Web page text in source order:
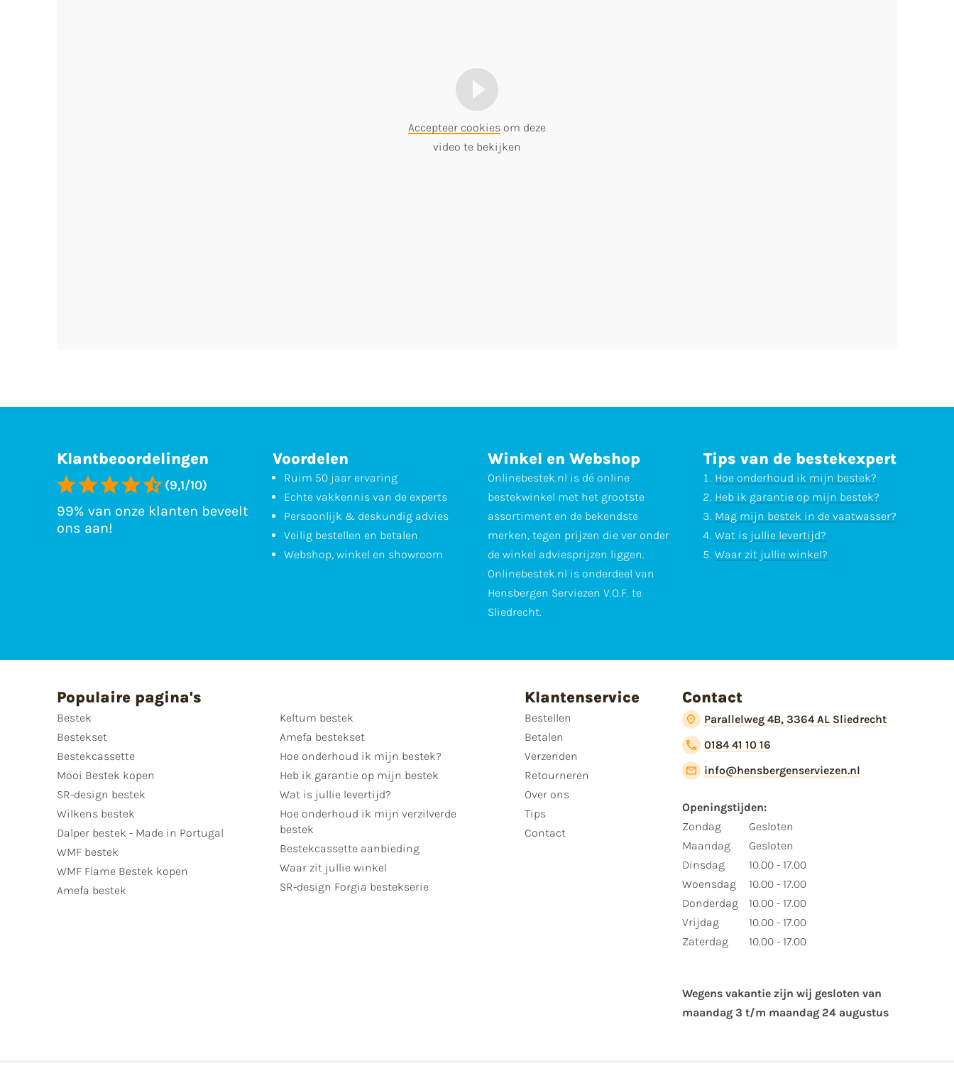
Accepteer cookies om deze
video te bekijken
Klantbeoordelingen
(9,1/10)
99% van onze klanten beveelt
ons aan!
Voordelen
Ruim 50 jaar ervaring
Echte vakkennis van de experts
Persoonlijk & deskundig advies
Veilig bestellen en betalen
Webshop, winkel en showroom
Winkel en Webshop
Onlinebestek.nl is dé online
bestekwinkel met het grootste
assortiment en de bekendste
merken, tegen prijzen die ver onder
de winkel adviesprijzen liggen.
Onlinebestek.nl is onderdeel van
Hensbergen Serviezen V.O.F. te
Sliedrecht.
Tips van de bestekexpert
Hoe onderhoud ik mijn bestek?
Heb ik garantie op mijn bestek?
Mag mijn bestek in de vaatwasser?
Wat is jullie levertijd?
Waar zit jullie winkel?
Populaire pagina's
Bestek
Bestekset
Bestekcassette
Mooi Bestek kopen
SR-design bestek
Wilkens bestek
Dalper bestek - Made in Portugal
WMF bestek
WMF Flame Bestek kopen
Amefa bestek
Keltum bestek
Amefa bestekset
Hoe onderhoud ik mijn bestek?
Heb ik garantie op mijn bestek
Wat is jullie levertijd?
Hoe onderhoud ik mijn verzilverde
bestek
Bestekcassette aanbieding
Waar zit jullie winkel
SR-design Forgia bestekserie
Klantenservice
Bestellen
Betalen
Verzenden
Retourneren
Over ons
Tips
Contact
Contact
Parallelweg 4B, 3364 AL Sliedrecht
0184 41 10 16
info@hensbergenserviezen.nl
Openingstijden:
Zondag
Maandag
Dinsdag
Woensdag
Donderdag
Vrijdag
Zaterdag
Gesloten
Gesloten
10.00 - 17.00
10.00 - 17.00
10.00 - 17.00
10.00 - 17.00
10.00 - 17.00
Wegens vakantie zijn wij gesloten van ​
maandag 3 t/m maandag 24 augustus